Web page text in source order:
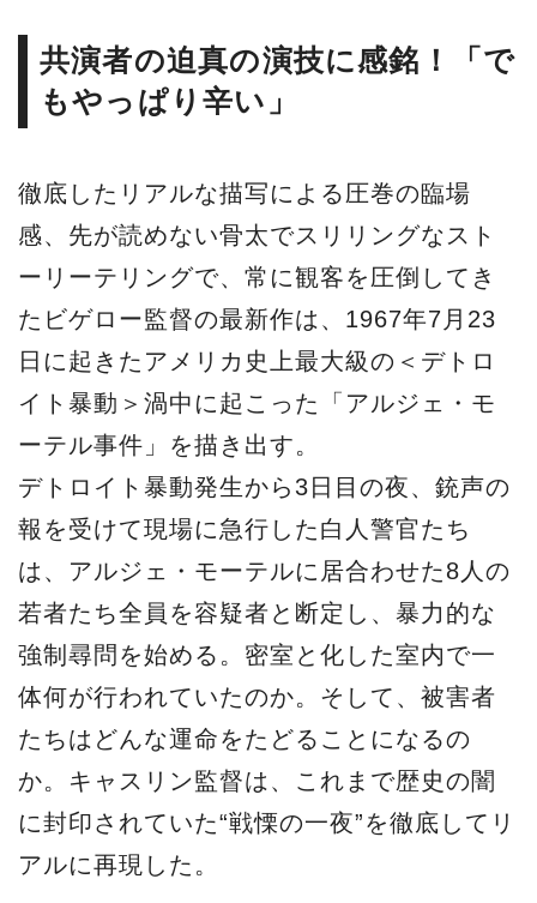
共演者の迫真の演技に感銘！「で
もやっぱり辛い」
徹底したリアルな描写による圧巻の臨場
感、先が読めない骨太でスリリングなスト
ーリーテリングで、常に観客を圧倒してき
たビゲロー監督の最新作は、1967年7月23
日に起きたアメリカ史上最大級の＜デトロ
イト暴動＞渦中に起こった「アルジェ・モ
ーテル事件」を描き出す。
デトロイト暴動発生から3日目の夜、銃声の
報を受けて現場に急行した白人警官たち
は、アルジェ・モーテルに居合わせた8人の
若者たち全員を容疑者と断定し、暴力的な
強制尋問を始める。密室と化した室内で一
体何が行われていたのか。そして、被害者
たちはどんな運命をたどることになるの
か。キャスリン監督は、これまで歴史の闇
に封印されていた“戦慄の一夜”を徹底してリ
アルに再現した。